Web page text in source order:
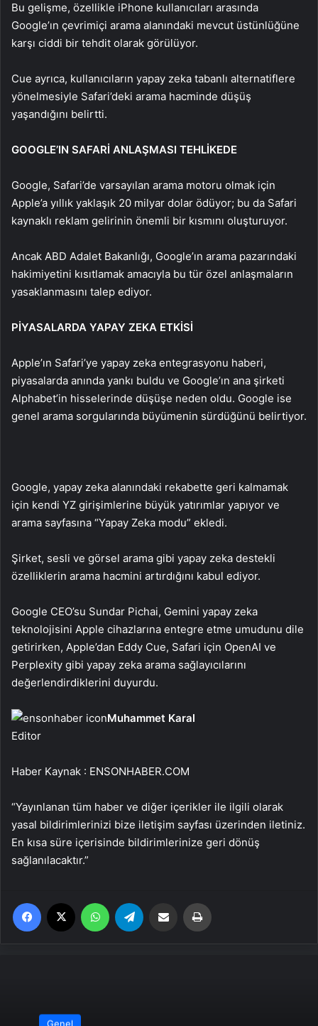
Bu gelişme, özellikle iPhone kullanıcıları arasında
Google’ın çevrimiçi arama alanındaki mevcut üstünlüğüne
karşı ciddi bir tehdit olarak görülüyor.
Cue ayrıca, kullanıcıların yapay zeka tabanlı alternatiflere
yönelmesiyle Safari’deki arama hacminde düşüş
yaşandığını belirtti.
GOOGLE’IN SAFARİ ANLAŞMASI TEHLİKEDE
Google, Safari’de varsayılan arama motoru olmak için
Apple’a yıllık yaklaşık 20 milyar dolar ödüyor; bu da Safari
kaynaklı reklam gelirinin önemli bir kısmını oluşturuyor.
Ancak ABD Adalet Bakanlığı, Google’ın arama pazarındaki
hakimiyetini kısıtlamak amacıyla bu tür özel anlaşmaların
yasaklanmasını talep ediyor.
PİYASALARDA YAPAY ZEKA ETKİSİ
Apple’ın Safari’ye yapay zeka entegrasyonu haberi,
piyasalarda anında yankı buldu ve Google’ın ana şirketi
Alphabet’in hisselerinde düşüşe neden oldu. Google ise
genel arama sorgularında büyümenin sürdüğünü belirtiyor.
Google, yapay zeka alanındaki rekabette geri kalmamak
için kendi YZ girişimlerine büyük yatırımlar yapıyor ve
arama sayfasına “Yapay Zeka modu” ekledi.
Şirket, sesli ve görsel arama gibi yapay zeka destekli
özelliklerin arama hacmini artırdığını kabul ediyor.
Google CEO’su Sundar Pichai, Gemini yapay zeka
teknolojisini Apple cihazlarına entegre etme umudunu dile
getirirken, Apple’dan Eddy Cue, Safari için OpenAI ve
Perplexity gibi yapay zeka arama sağlayıcılarını
değerlendirdiklerini duyurdu.
Muhammet Karal
Editor
Haber Kaynak : ENSONHABER.COM
“Yayınlanan tüm haber ve diğer içerikler ile ilgili olarak
yasal bildirimlerinizi bize iletişim sayfası üzerinden iletiniz.
En kısa süre içerisinde bildirimlerinize geri dönüş
sağlanılacaktır.”
Facebook WhatsApp Email'den paylaş
Genel